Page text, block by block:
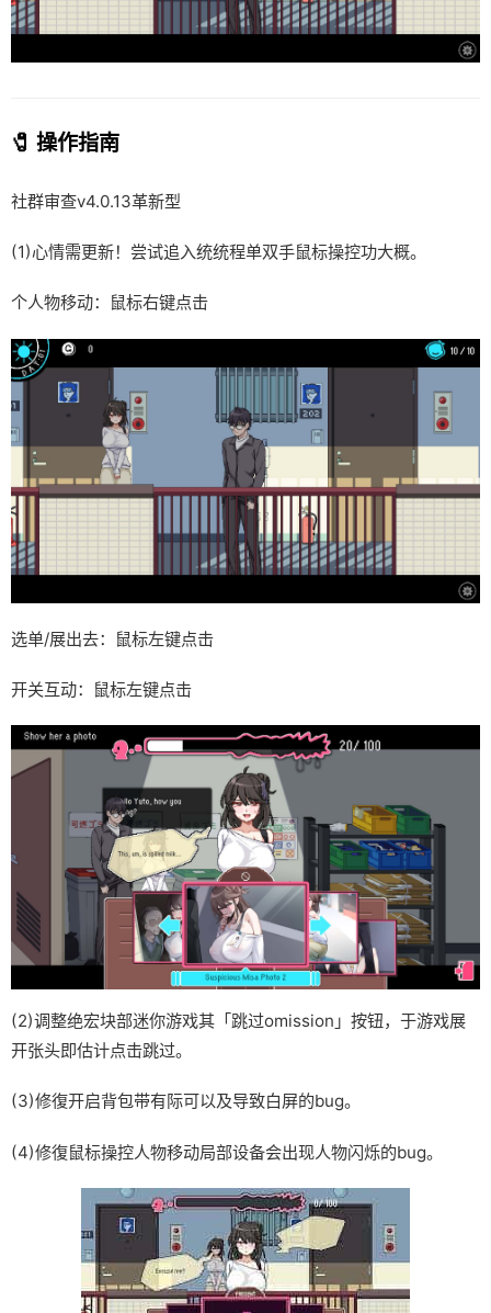
🧷 操作指南
社群审查v4.0.13革新型
(1)心情需更新！尝试追入统统程单双手鼠标操控功大概。
个人物移动：鼠标右键点击
选单/展出去：鼠标左键点击
开关互动：鼠标左键点击
(2)调整绝宏块部迷你游戏其「跳过omission」按钮，于游戏展
开张头即估计点击跳过。
(3)修復开启背包带有际可以及导致白屏的bug。
(4)修復鼠标操控人物移动局部设备会出现人物闪烁的bug。